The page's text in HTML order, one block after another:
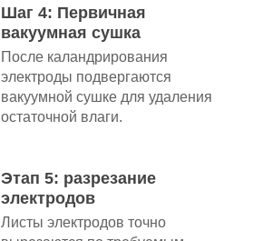
Шаг 4: Первичная
вакуумная сушка
После каландрирования
электроды подвергаются
вакуумной сушке для удаления
остаточной влаги.
Этап 5: разрезание
электродов
Листы электродов точно